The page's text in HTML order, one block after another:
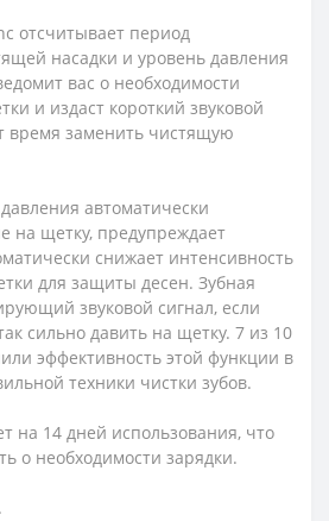
отсчитывает период
насадки и уровень давления
вас о необходимости
и издаст короткий звуковой
время заменить чистящую
автоматически
на щетку, предупреждает
снижает интенсивность
для защиты десен. Зубная
звуковой сигнал, если
сильно давить на щетку. 7 из 10
эффективность этой функции в
техники чистки зубов.
на 14 дней использования, что
о необходимости зарядки.